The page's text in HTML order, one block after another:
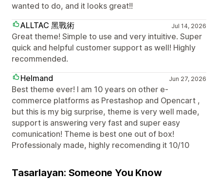
wanted to do, and it looks great!!
ALLTAC 黑戰術
Jul 14, 2026
Great theme! Simple to use and very intuitive. Super
quick and helpful customer support as well! Highly
recommended.
Helmand
Jun 27, 2026
Best theme ever! I am 10 years on other e-
commerce platforms as Prestashop and Opencart ,
but this is my big surprise, theme is very well made,
support is answering very fast and super easy
comunication! Theme is best one out of box!
Professionaly made, highly recomending it 10/10
Tasarlayan: Someone You Know